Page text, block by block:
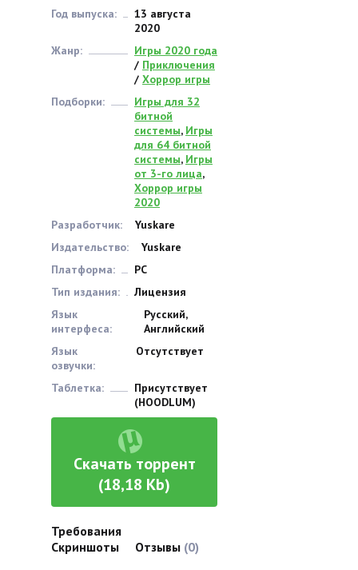
Год выпуска:
13 августа
2020
Жанр:
Игры 2020 года
/ Приключения
/ Хоррор игры
Подборки:
Игры для 32
битной
системы, Игры
для 64 битной
системы, Игры
от 3-го лица,
Хоррор игры
2020
Разработчик:
Yuskare
Издательство:
Yuskare
Платформа:
PC
Тип издания:
Лицензия
Язык
интерфеса:
Русский,
Английский
Язык
озвучки:
Отсутствует
Таблетка:
Присутствует
(HOODLUM)
Скачать торрент
(18,18 Kb)
Требования
Скриншоты
Отзывы (0)